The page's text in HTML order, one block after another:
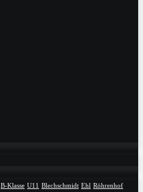
B-Klasse U11 Blechschmidt Ehl Röhrenhof